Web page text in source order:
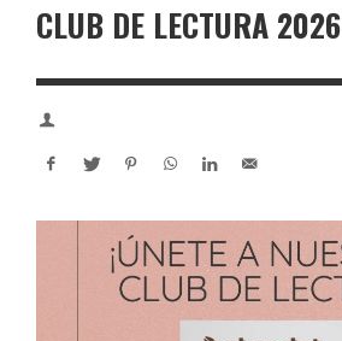
CLUB DE LECTURA 2026